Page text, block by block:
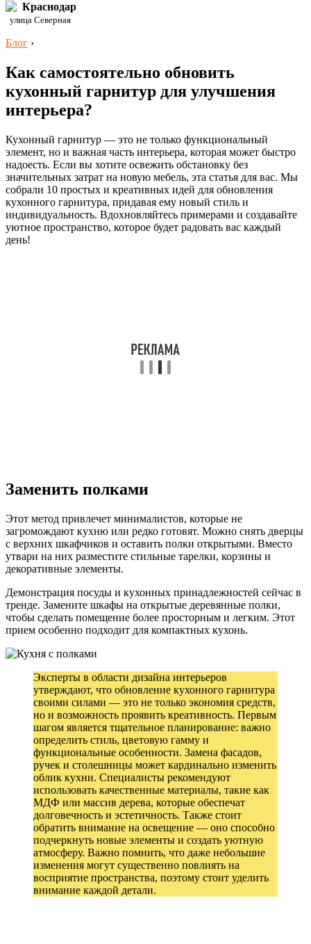
Краснодар
улица Северная
Блог ›
Как самостоятельно обновить
кухонный гарнитур для улучшения
интерьера?
Кухонный гарнитур — это не только функциональный
элемент, но и важная часть интерьера, которая может быстро
надоесть. Если вы хотите освежить обстановку без
значительных затрат на новую мебель, эта статья для вас. Мы
собрали 10 простых и креативных идей для обновления
кухонного гарнитура, придавая ему новый стиль и
индивидуальность. Вдохновляйтесь примерами и создавайте
уютное пространство, которое будет радовать вас каждый
день!
Заменить полками
Этот метод привлечет минималистов, которые не
загромождают кухню или редко готовят. Можно снять дверцы
с верхних шкафчиков и оставить полки открытыми. Вместо
утвари на них разместите стильные тарелки, корзины и
декоративные элементы.
Демонстрация посуды и кухонных принадлежностей сейчас в
тренде. Замените шкафы на открытые деревянные полки,
чтобы сделать помещение более просторным и легким. Этот
прием особенно подходит для компактных кухонь.
Эксперты в области дизайна интерьеров
утверждают, что обновление кухонного гарнитура
своими силами — это не только экономия средств,
но и возможность проявить креативность. Первым
шагом является тщательное планирование: важно
определить стиль, цветовую гамму и
функциональные особенности. Замена фасадов,
ручек и столешницы может кардинально изменить
облик кухни. Специалисты рекомендуют
использовать качественные материалы, такие как
МДФ или массив дерева, которые обеспечат
долговечность и эстетичность. Также стоит
обратить внимание на освещение — оно способно
подчеркнуть новые элементы и создать уютную
атмосферу. Важно помнить, что даже небольшие
изменения могут существенно повлиять на
восприятие пространства, поэтому стоит уделить
внимание каждой детали.